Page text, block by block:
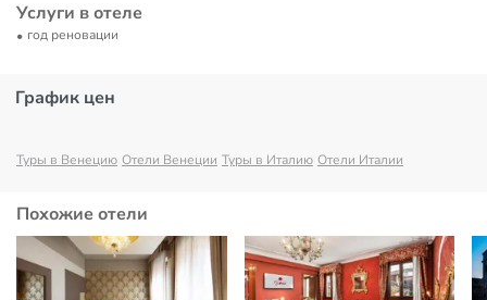
Услуги в отеле
год реновации
График цен
Туры в Венецию Отели Венеции Туры в Италию Отели Италии
Похожие отели